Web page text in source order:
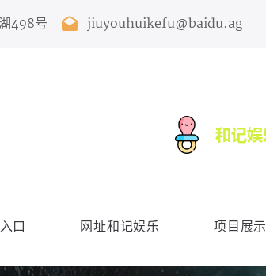
498号 jiuyouhuikefu@baidu.ag
口 网址和记娱乐 项目展示